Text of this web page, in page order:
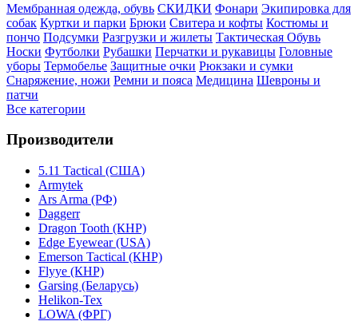
Мембранная одежда, обувь СКИДКИ Фонари Экипировка для
собак Куртки и парки Брюки Свитера и кофты Костюмы и
пончо Подсумки Разгрузки и жилеты Тактическая Обувь
Носки Футболки Рубашки Перчатки и рукавицы Головные
уборы Термобелье Защитные очки Рюкзаки и сумки
Снаряжение, ножи Ремни и пояса Медицина Шевроны и
патчи
Все категории
Производители
5.11 Tactical (США)
Armytek
Ars Arma (РФ)
Daggerr
Dragon Tooth (КНР)
Edge Eyewear (USA)
Emerson Tactical (КНР)
Flyye (КНР)
Garsing (Беларусь)
Helikon-Tex
LOWA (ФРГ)